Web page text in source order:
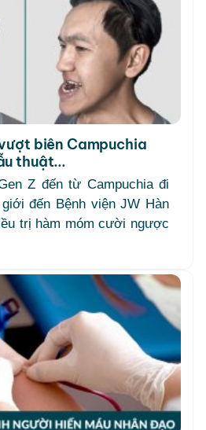
biên Campuchia
thuật...
Z đến từ Campuchia đi
đến Bệnh viện JW Hàn
trị hàm móm cười ngược